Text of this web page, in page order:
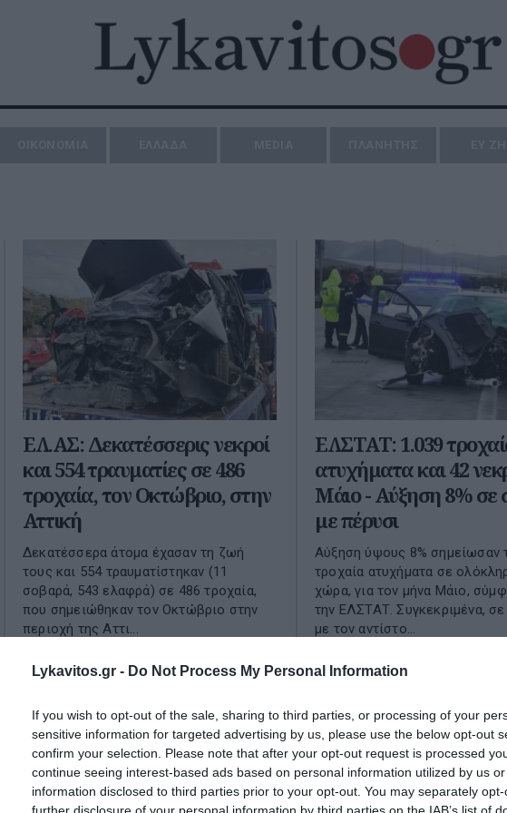
Lykavitos.gr - Do Not Process My Personal Information
If you wish to opt-out of the sale, sharing to third parties, or processing of your
sensitive information for targeted advertising by us, please use the below opt-out
confirm your selection. Please note that after your opt-out request is processed
continue seeing interest-based ads based on personal information utilized by us
information disclosed to third parties prior to your opt-out. You may separately
ΕΛ.ΑΣ: Δεκατέσσερις νεκροί
και 554 τραυματίες σε 486
τροχαία, τον Οκτώβριο, στην
Αττική
Δεκατέσσερα άτομα έχασαν τη ζωή
τους και 554 τραυματίστηκαν (11
σοβαρά, 543 ελαφρά) σε 486 τροχαία,
που σημειώθηκαν τον Οκτώβριο στην
περιοχή της Αττι...
ΕΛΣΤΑΤ: 1.039
ατυχήματα και 42
Μάιο - Αύξηση 8% σε
με πέρυσι
Αύξηση ύψους 8% σημείωσαν
τροχαία ατυχήματα σε
χώρα, για τον μήνα Μάιο,
την ΕΛΣΤΑΤ. Συγκεκριμένα, σε
με τον αντίστο...